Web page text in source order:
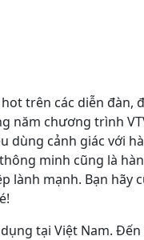
trên các diễn đàn,
năm chương trình
cảnh giác với
minh cũng là
lành mạnh. Bạn hãy
tại Việt Nam.